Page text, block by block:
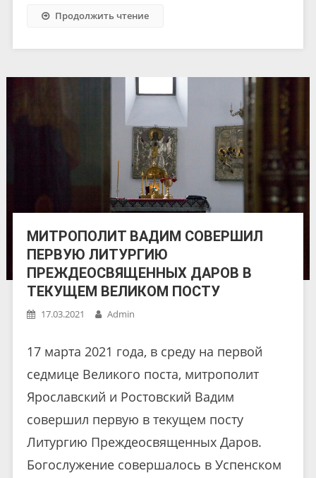
Продолжить чтение
МИТРОПОЛИТ ВАДИМ СОВЕРШИЛ
ПЕРВУЮ ЛИТУРГИЮ
ПРЕЖДЕОСВЯЩЕННЫХ ДАРОВ В
ТЕКУЩЕМ ВЕЛИКОМ ПОСТУ
17.03.2021 Admin
17 марта 2021 года, в среду на первой
седмице Великого поста, митрополит
Ярославский и Ростовский Вадим
совершил первую в текущем посту
Литургию Преждеосвященных Даров.
Богослужение совершалось в Успенском